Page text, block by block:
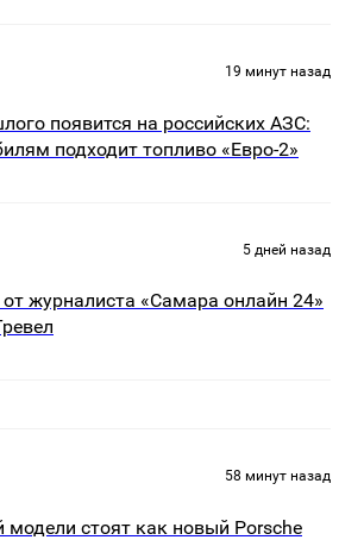
19 минут назад
появится на российских АЗС:
подходит топливо «Евро-2»
5 дней назад
журналиста «Самара онлайн 24»
58 минут назад
модели стоят как новый Porsche